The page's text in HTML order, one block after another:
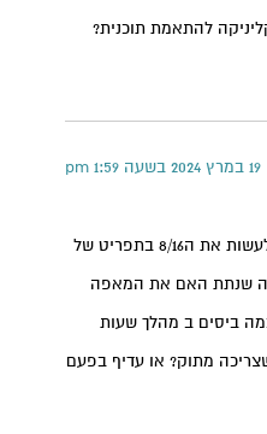
להתאמת תוכנית?
19 במרץ 2024 בשעה 1:59 pm
שלום אני מעוניינת לעשות את ה8/16 בתפריט של
שנתת האם את המאפה
ביסים ב מהלך שעות
מתוק? או עדיף בפעם